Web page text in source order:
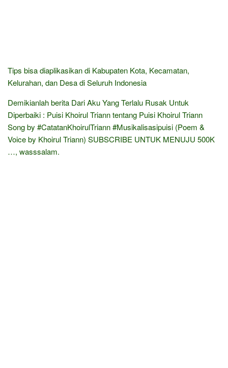
Tips bisa diaplikasikan di Kabupaten Kota, Kecamatan,
Kelurahan, dan Desa di Seluruh Indonesia
Demikianlah berita Dari Aku Yang Terlalu Rusak Untuk
Diperbaiki : Puisi Khoirul Triann tentang Puisi Khoirul Triann
Song by #CatatanKhoirulTriann #Musikalisasipuisi (Poem &
Voice by Khoirul Triann) SUBSCRIBE UNTUK MENUJU 500K
…, wasssalam.